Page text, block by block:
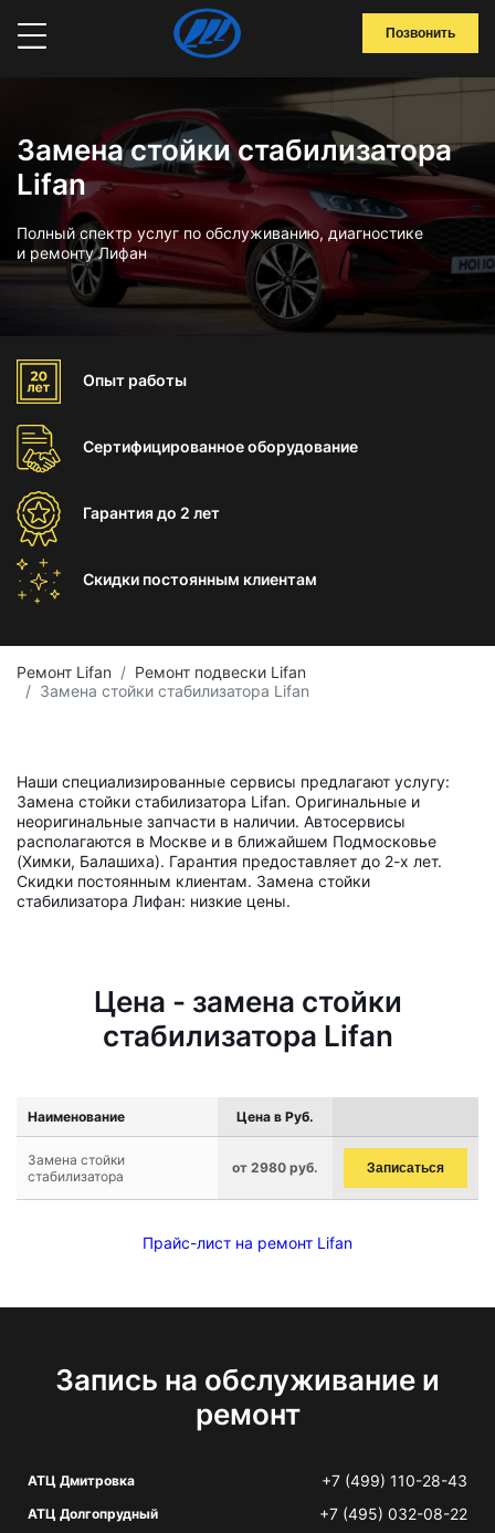
Позвонить
Замена стойки стабилизатора
Lifan
Полный спектр услуг по обслуживанию, диагностике
и ремонту Лифан
Опыт работы
Сертифицированноеоборудование
Гарантиядо 2 лет
Скидки постоянным клиентам
Ремонт Lifan
Ремонт подвески Lifan
Замена стойки стабилизатора Lifan
Наши специализированные сервисы предлагают услугу:
Замена стойки стабилизатора Lifan. Оригинальные и
неоригинальные запчасти в наличии. Автосервисы
располагаются в Москве и в ближайшем Подмосковье
(Химки, Балашиха). Гарантия предоставляет до 2-х лет.
Скидки постоянным клиентам. Замена стойки
стабилизатора Лифан: низкие цены.
Цена - замена стойки
стабилизатора Lifan
Наименование Цена в Руб.
Замена стойки
стабилизатора
от 2980 руб. Записаться
Прайс-лист на ремонт Lifan
Запись на обслуживание и
ремонт
АТЦ Дмитровка +7 (499) 110-28-43
АТЦ Долгопрудный +7 (495) 032-08-22